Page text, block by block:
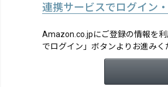
連携サービスでログイン
Amazon.co.jpにご登録の情報を
でログイン」ボタンよりお進みく